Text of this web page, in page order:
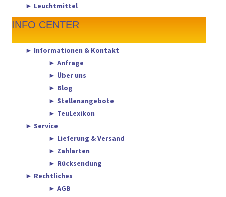
► Leuchtmittel
INFO CENTER
► Informationen & Kontakt
► Anfrage
► Über uns
► Blog
► Stellenangebote
► TeuLexikon
► Service
► Lieferung & Versand
► Zahlarten
► Rücksendung
► Rechtliches
► AGB